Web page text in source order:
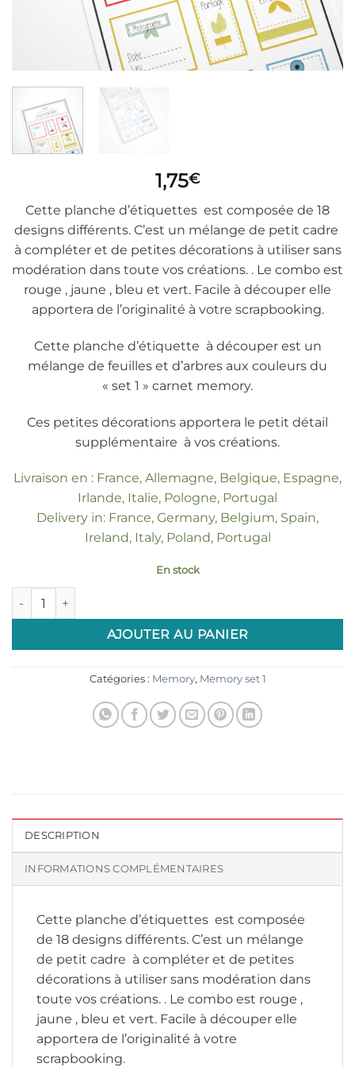
1,75€
Cette planche d’étiquettes est composée de 18
designs différents. C’est un mélange de petit cadre
à compléter et de petites décorations à utiliser sans
modération dans toute vos créations. . Le combo est
rouge , jaune , bleu et vert. Facile à découper elle
apportera de l’originalité à votre scrapbooking.
Cette planche d’étiquette à découper est un
mélange de feuilles et d’arbres aux couleurs du
« set 1 » carnet memory.
Ces petites décorations apportera le petit détail
supplémentaire à vos créations.
Livraison en : France, Allemagne, Belgique, Espagne,
Irlande, Italie, Pologne, Portugal
Delivery in: France, Germany, Belgium, Spain,
Ireland, Italy, Poland, Portugal
En stock
quantité de Etiquette set 1 "Déco, petits cadres"
AJOUTER AU PANIER
Catégories : Memory, Memory set 1
DESCRIPTION
INFORMATIONS COMPLÉMENTAIRES
Cette planche d’étiquettes est composée
de 18 designs différents. C’est un mélange
de petit cadre à compléter et de petites
décorations à utiliser sans modération dans
toute vos créations. . Le combo est rouge ,
jaune , bleu et vert. Facile à découper elle
apportera de l’originalité à votre
scrapbooking.